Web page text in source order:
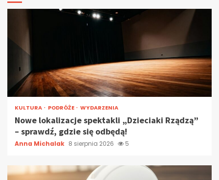
KULTURA PODRÓŻE WYDARZENIA
Nowe lokalizacje spektakli „Dzieciaki Rządzą”
– sprawdź, gdzie się odbędą!
Anna Michalak 8 sierpnia 2026 5